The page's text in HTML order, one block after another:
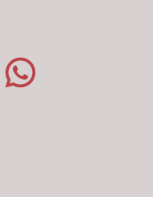
en Pinterest
Compartir en WhatsApp